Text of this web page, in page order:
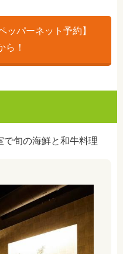
ッパーネット予約】
ら！
で旬の海鮮と和牛料理